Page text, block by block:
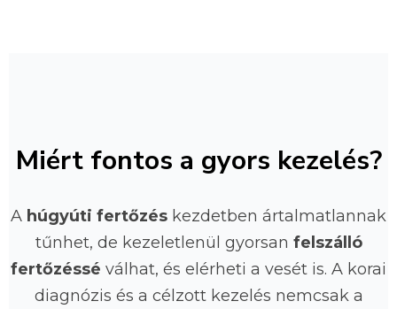
Miért fontos a gyors kezelés?
A húgyúti fertőzés kezdetben ártalmatlannak
tűnhet, de kezeletlenül gyorsan felszálló
fertőzéssé válhat, és elérheti a vesét is. A korai
diagnózis és a célzott kezelés nemcsak a